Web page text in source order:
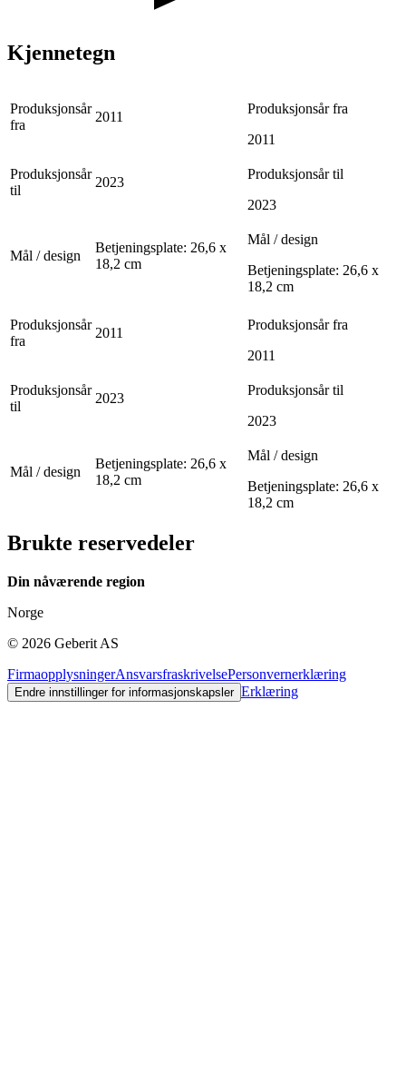
Kjennetegn
Produksjonsår
fra
2011
Produksjonsår fra
2011
Produksjonsår
til
2023
Produksjonsår til
2023
Mål / design
Betjeningsplate: 26,6 x
18,2 cm
Mål / design
Betjeningsplate: 26,6 x
18,2 cm
Produksjonsår
fra
2011
Produksjonsår fra
2011
Produksjonsår
til
2023
Produksjonsår til
2023
Mål / design
Betjeningsplate: 26,6 x
18,2 cm
Mål / design
Betjeningsplate: 26,6 x
18,2 cm
Brukte reservedeler
Din nåværende region
Norge
© 2026 Geberit AS
FirmaopplysningerAnsvarsfraskrivelsePersonvernerklæring
Endre innstillinger for informasjonskapsler Erklæring